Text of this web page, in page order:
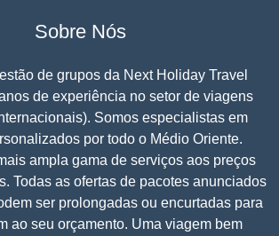
Sobre Nós
de grupos da Next Holiday Travel
de experiência no setor de viagens
Somos especialistas em
por todo o Médio Oriente.
ampla gama de serviços aos preços
Todas as ofertas de pacotes anunciados
ser prolongadas ou encurtadas para
ao seu orçamento. Uma viagem bem